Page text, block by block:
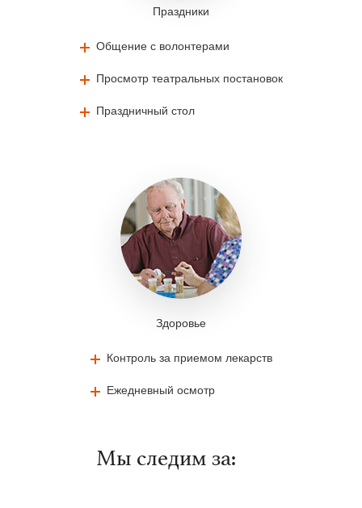
Праздники
Общение с волонтерами
Просмотр театральных постановок
Праздничный стол
Здоровье
Контроль за приемом лекарств
Ежедневный осмотр
Мы следим за: